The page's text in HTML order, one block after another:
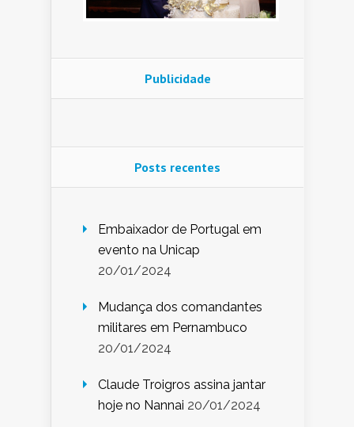
Publicidade
Posts recentes
Embaixador de Portugal em
evento na Unicap
20/01/2024
Mudança dos comandantes
militares em Pernambuco
20/01/2024
Claude Troigros assina jantar
hoje no Nannai 20/01/2024